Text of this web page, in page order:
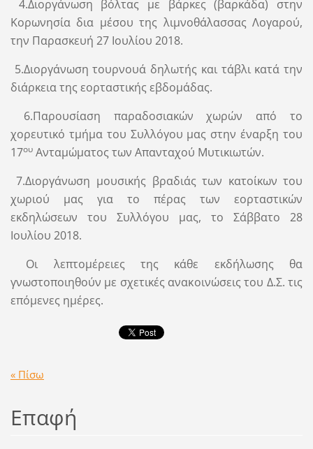
4.Διοργάνωση βόλτας με βάρκες (βαρκάδα) στην
Κορωνησία δια μέσου της λιμνοθάλασσας Λογαρού,
την Παρασκευή 27 Ιουλίου 2018.
5.Διοργάνωση τουρνουά δηλωτής και τάβλι κατά την
διάρκεια της εορταστικής εβδομάδας.
6.Παρουσίαση παραδοσιακών χωρών από το
χορευτικό τμήμα του Συλλόγου μας στην έναρξη του
17ουΑνταμώματος των Απανταχού Μυτικιωτών.
7.Διοργάνωση μουσικής βραδιάς των κατοίκων του
χωριού μας για το πέρας των εορταστικών
εκδηλώσεων του Συλλόγου μας, το Σάββατο 28
Ιουλίου 2018.
Οι λεπτομέρειες της κάθε εκδήλωσης θα
γνωστοποιηθούν με σχετικές ανακοινώσεις του Δ.Σ. τις
επόμενες ημέρες.
« Πίσω
Επαφή